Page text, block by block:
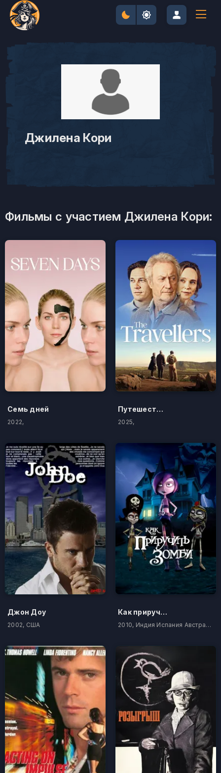
Джилена Кори
Фильмы с участием Джилена Кори:
Семь дней
2022,
Путешественники
2025,
Джон Доу
2002, США
Как приручить зомби
2010, Индия Испания Австралия Канада